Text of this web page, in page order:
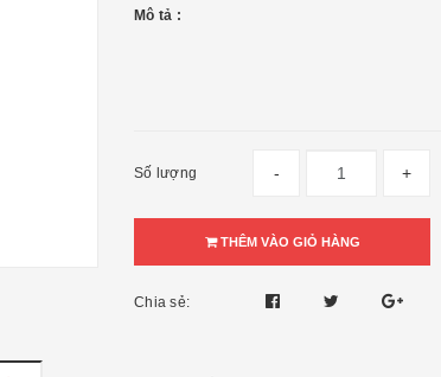
Mô tả :
Số lượng - +
THÊM VÀO GIỎ HÀNG
Chia sẻ: